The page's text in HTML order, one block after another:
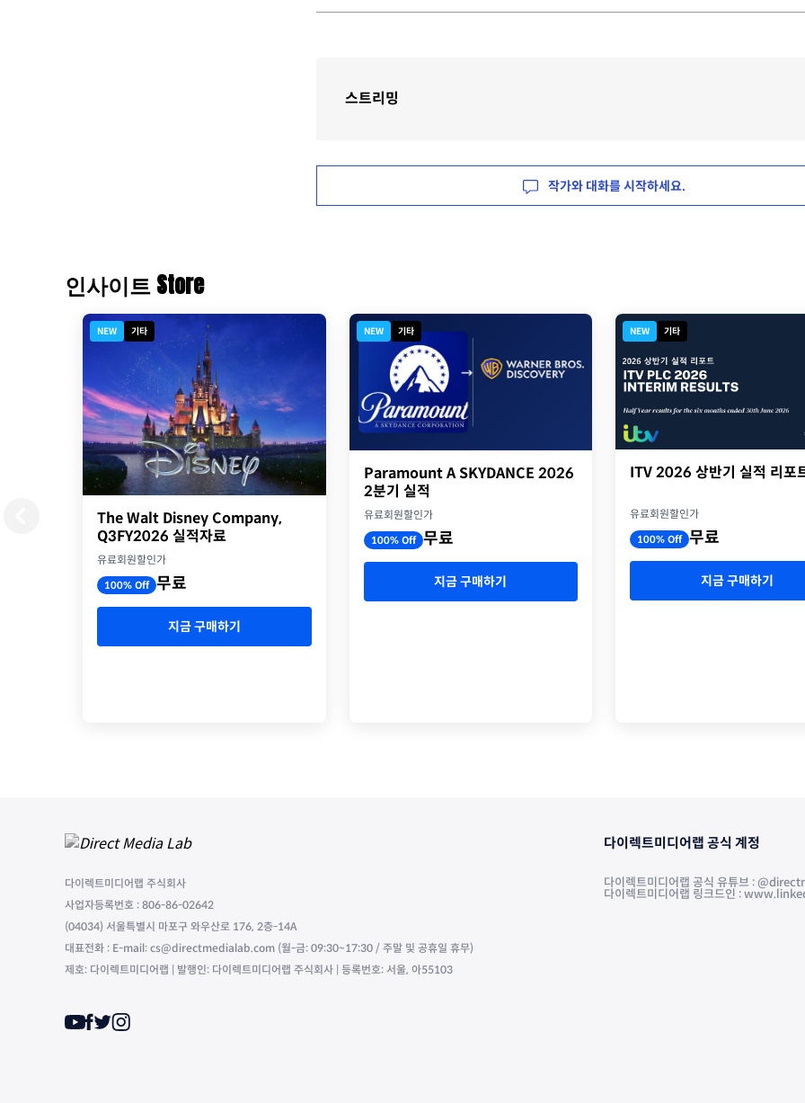
스트리밍
작가와 대화를 시작하세요.
인사이트 Store
NEW 기타
The Walt Disney Company,
Q3FY2026 실적자료
유료회원할인가
100% Off 무료
지금 구매하기
NEW 기타
Paramount A SKYDANCE 2026
2분기 실적
유료회원할인가
100% Off 무료
지금 구매하기
NEW 기타
ITV 2026 상반기 실적 리포
유료회원할인가
100% Off 무료
지금 구매하기
다이렉트미디어랩 주식회사
사업자등록번호 : 806-86-02642
(04034) 서울특별시 마포구 와우산로 176, 2층-14A
대표전화 : E-mail: cs@directmedialab.com (월-금: 09:30~17:30 / 주말 및 공휴일 휴무)
제호: 다이렉트미디어랩 | 발행인: 다이렉트미디어랩 주식회사 | 등록번호: 서울, 아55103
다이렉트미디어랩 공식 계정
다이렉트미디어랩 공식 유튜브 :
다이렉트미디어랩 링크드인 :